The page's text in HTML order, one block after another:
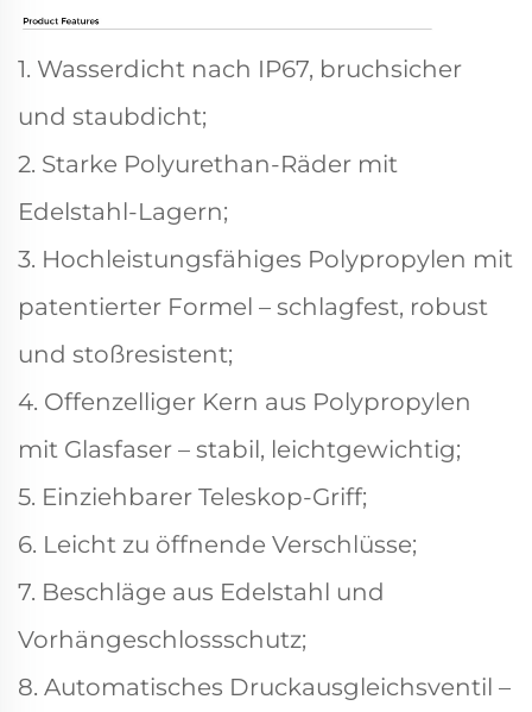
1. Wasserdicht nach IP67, bruchsicher
und staubdicht;
2. Starke Polyurethan-Räder mit
Edelstahl-Lagern;
3. Hochleistungsfähiges Polypropylen mit
patentierter Formel – schlagfest, robust
und stoßresistent;
4. Offenzelliger Kern aus Polypropylen
mit Glasfaser – stabil, leichtgewichtig;
5. Einziehbarer Teleskop-Griff;
6. Leicht zu öffnende Verschlüsse;
7. Beschläge aus Edelstahl und
Vorhängeschlossschutz;
8. Automatisches Druckausgleichsventil –